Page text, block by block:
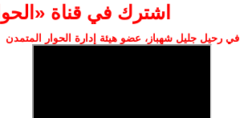
اشترك في قناة
في رحيل جليل شهباز، عضو هيئة إدارة الحوار المتمدن